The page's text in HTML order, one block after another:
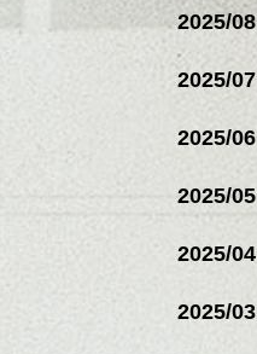
2025/08
2025/07
2025/06
2025/05
2025/04
2025/03